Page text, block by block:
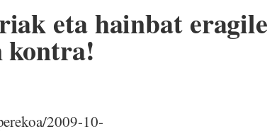
eta hainbat eragile
kontra!
2009-10-